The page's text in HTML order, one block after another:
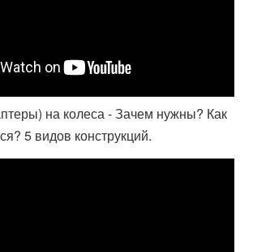
на колеса - Зачем нужны? Как
5 видов конструкций.